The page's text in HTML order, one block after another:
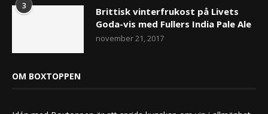
3
Brittisk vinterfrukost på Livets
Goda-vis med Fullers India Pale Ale
november 21, 2017
OM BOXTOPPEN